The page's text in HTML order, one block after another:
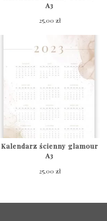
A3
25,00 zł
Kalendarz ścienny glamour
A3
25,00 zł